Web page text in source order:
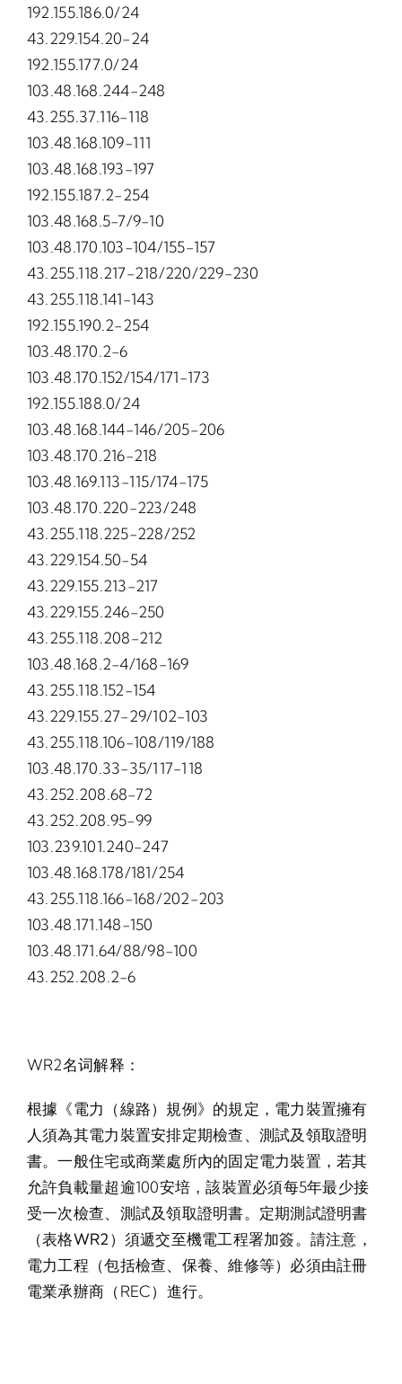
192.155.186.0/24
43.229.154.20-24
192.155.177.0/24
103.48.168.244-248
43.255.37.116-118
103.48.168.109-111
103.48.168.193-197
192.155.187.2-254
103.48.168.5-7/9-10
103.48.170.103-104/155-157
43.255.118.217-218/220/229-230
43.255.118.141-143
192.155.190.2-254
103.48.170.2-6
103.48.170.152/154/171-173
192.155.188.0/24
103.48.168.144-146/205-206
103.48.170.216-218
103.48.169.113-115/174-175
103.48.170.220-223/248
43.255.118.225-228/252
43.229.154.50-54
43.229.155.213-217
43.229.155.246-250
43.255.118.208-212
103.48.168.2-4/168-169
43.255.118.152-154
43.229.155.27-29/102-103
43.255.118.106-108/119/188
103.48.170.33-35/117-118
43.252.208.68-72
43.252.208.95-99
103.239.101.240-247
103.48.168.178/181/254
43.255.118.166-168/202-203
103.48.171.148-150
103.48.171.64/88/98-100
43.252.208.2-6
WR2名词解释：
根據《電力（線路）規例》的規定，電力裝置擁有
人須為其電力裝置安排定期檢查、測試及領取證明
書。一般住宅或商業處所內的固定電力裝置，若其
允許負載量超逾100安培，該裝置必須每5年最少接
受一次檢查、測試及領取證明書。定期測試證明書
（表格WR2）須遞交至機電工程署加簽。請注意，
電力工程（包括檢查、保養、維修等）必須由註冊
電業承辦商（REC）進行。